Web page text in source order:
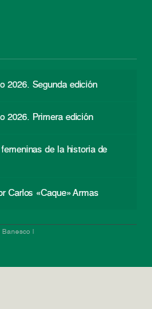
2026. Segunda edición
2026. Primera edición
de la historia de
Carlos «Caque» Armas
|